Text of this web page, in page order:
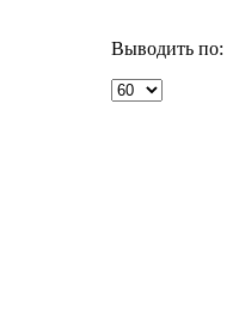
Выводить по: